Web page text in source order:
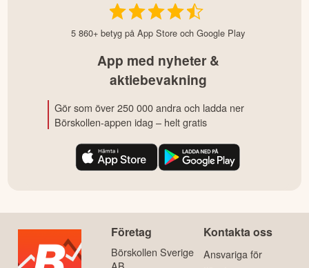
5 860+ betyg på App Store och Google Play
App med nyheter &
aktiebevakning
Gör som över 250 000 andra och ladda ner
Börskollen-appen idag – helt gratis
Företag
Börskollen Sverige
Kontakta oss
Ansvariga för